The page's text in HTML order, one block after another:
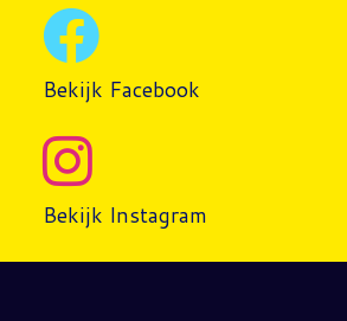
Bekijk Facebook
Bekijk Instagram